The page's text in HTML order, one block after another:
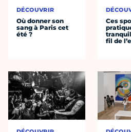
DÉCOUVRIR
Où donner son
sang à Paris cet
été ?
Ces
fil de